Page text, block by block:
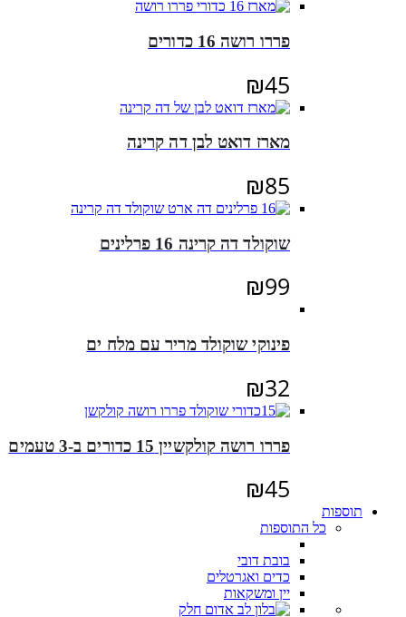
פררו רושה 16 כדורים
₪45
מארז דואט לבן דה קרינה
₪85
שוקולד דה קרינה 16 פרלינים
₪99
פינוקי שוקולד מריר עם מלח ים
₪32
פררו רושה קולקשיין 15 כדורים ב-3 טעמים
₪45
תוספות
כל התוספות
בובת דובי
כדים ואגרטלים
יין ומשקאות